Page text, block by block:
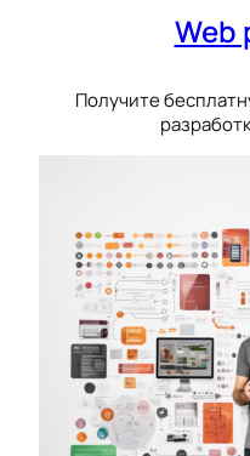
Web
Получите